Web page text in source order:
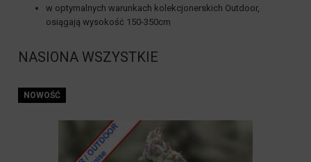
w optymalnych warunkach kolekcjonerskich Outdoor,
osiągają wysokość 150-350cm
NASIONA WSZYSTKIE
NOWOŚĆ